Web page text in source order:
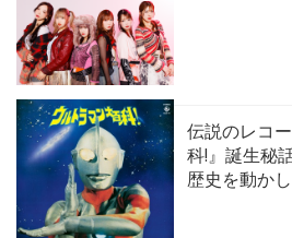
伝説のレコ
科!』誕生秘
歴史を動か